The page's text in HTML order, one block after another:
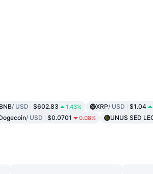
BNB/ USD $602.83 1.43% XRP/ USD $1.04
/ USD $0.0701 0.08% UNUS SED